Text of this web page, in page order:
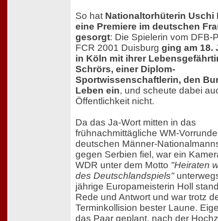
So hat Nationaltorhüterin Uschi
eine Premiere im deutschen
gesorgt: Die Spielerin vom DFB-
FCR 2001 Duisburg ging am 18.
in Köln mit ihrer
Schrörs, einer Diplom-
Sportwissenschaftlerin, den
Leben ein, und scheute dabei
Öffentlichkeit nicht.
Da das Ja-Wort mitten in das
frühnachmittägliche WM-
deutschen Männer-
gegen Serbien fiel, war ein
WDR unter dem Motto "Heiraten
des Deutschlandspiels"
jährige Europameisterin Holl
Rede und Antwort und war trotz
Terminkollision bester Laune.
das Paar geplant, nach der